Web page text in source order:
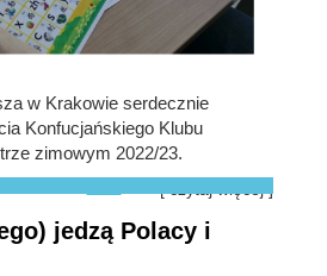
w Krakowie serdecznie
Konfucjańskiego Klubu
zimowym 2022/23.
[ czytaj więcej ]
jedzą Polacy i